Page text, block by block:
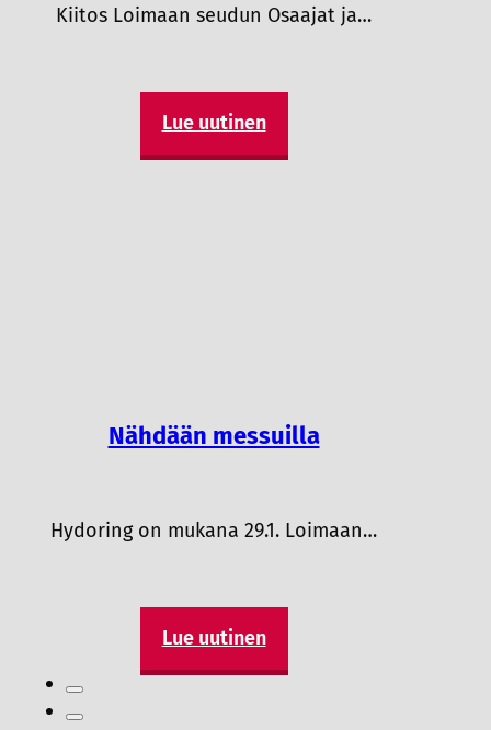
Kiitos Loimaan seudun Osaajat ja…
Lue uutinen
Nähdään messuilla
Hydoring on mukana 29.1. Loimaan…
Lue uutinen